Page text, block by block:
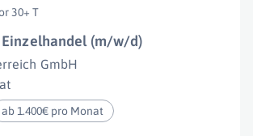
30+ T
(m/w/d)
GmbH
ab 1.400€ pro Monat